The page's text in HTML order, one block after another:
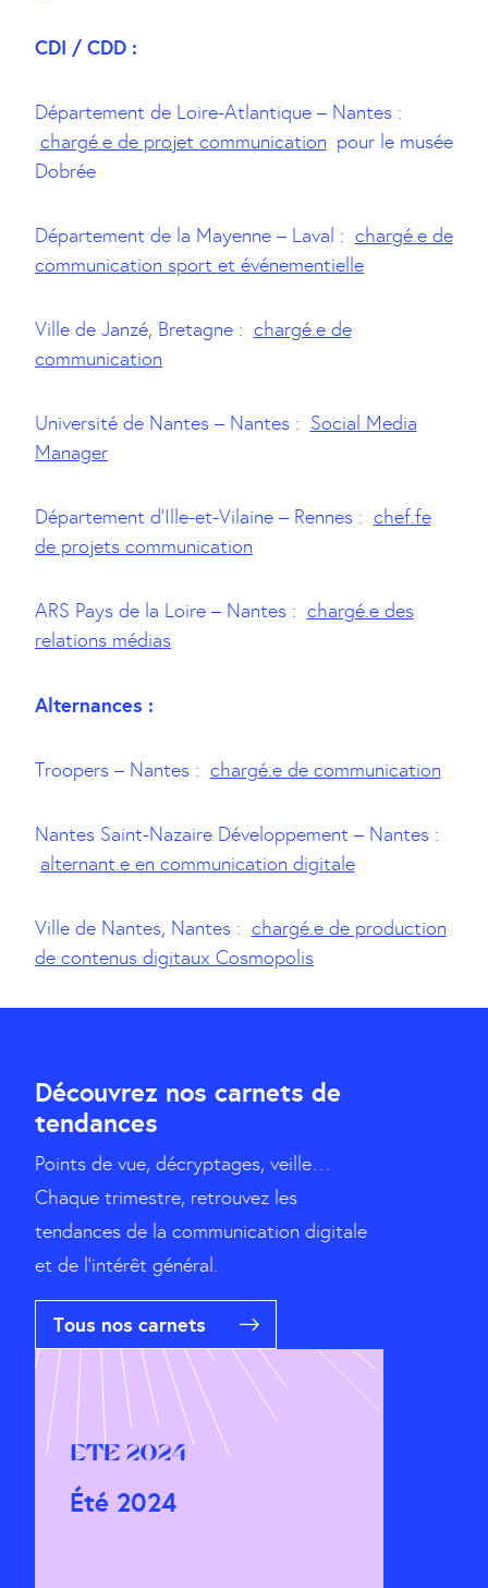
CDI / CDD :
Département de Loire-Atlantique – Nantes :
chargé.e de projet communication pour le musée
Dobrée
Département de la Mayenne – Laval : chargé.e de
communication sport et événementielle
Ville de Janzé, Bretagne : chargé.e de
communication
Université de Nantes – Nantes : Social Media
Manager
Département d’Ille-et-Vilaine – Rennes : chef.fe
de projets communication
ARS Pays de la Loire – Nantes : chargé.e des
relations médias
Alternances :
Troopers – Nantes : chargé.e de communication
Nantes Saint-Nazaire Développement – Nantes :
alternant.e en communication digitale
Ville de Nantes, Nantes : chargé.e de production
de contenus digitaux Cosmopolis
Découvrez nos carnets de
tendances
Points de vue, décryptages, veille…
Chaque trimestre, retrouvez les
tendances de la communication digitale
et de l’intérêt général.
Tous nos carnets
Ete 2024
Été 2024